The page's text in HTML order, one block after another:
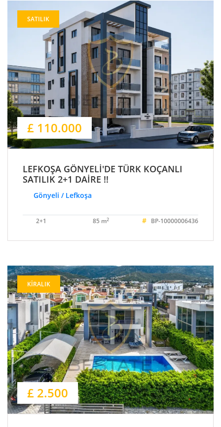
SATILIK
£ 110.000
LEFKOŞA GÖNYELİ'DE TÜRK KOÇANLI
SATILIK 2+1 DAİRE !!
Gönyeli / Lefkoşa
2+1 85 m2 # BP-10000006436
KIRALIK
£ 2.500